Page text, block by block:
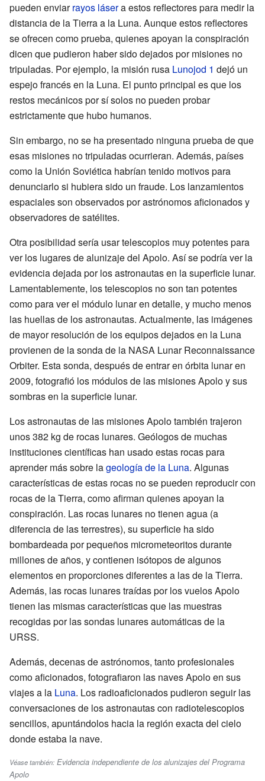
pueden enviarrayos lásera estos reflectores para medir la
distancia de la Tierra a la Luna. Aunque estos reflectores
se ofrecen como prueba, quienes apoyan la conspiración
dicen que pudieron haber sido dejados por misiones no
tripuladas. Por ejemplo, la misión rusa Lunojod 1 dejó un
espejo francés en la Luna. El punto principal es que los
restos mecánicos por sí solos no pueden probar
estrictamente que hubo humanos.
Sin embargo, no se ha presentado ninguna prueba de que
esas misiones no tripuladas ocurrieran. Además, países
como la Unión Soviética habrían tenido motivos para
denunciarlo si hubiera sido un fraude. Los lanzamientos
espaciales son observados por astrónomos aficionados y
observadores de satélites.
Otra posibilidad sería usar telescopios muy potentes para
ver los lugares de alunizaje del Apolo. Así se podría ver la
evidencia dejada por los astronautas en la superficie lunar.
Lamentablemente, los telescopios no son tan potentes
como para ver el módulo lunar en detalle, y mucho menos
las huellas de los astronautas. Actualmente, las imágenes
de mayor resolución de los equipos dejados en la Luna
provienen de la sonda de la NASA Lunar Reconnaissance
Orbiter. Esta sonda, después de entrar en órbita lunar en
2009, fotografió los módulos de las misiones Apolo y sus
sombras en la superficie lunar.
Los astronautas de las misiones Apolo también trajeron
unos 382 kg de rocas lunares. Geólogos de muchas
instituciones científicas han usado estas rocas para
aprender más sobre lageología de la Luna. Algunas
características de estas rocas no se pueden reproducir con
rocas de la Tierra, como afirman quienes apoyan la
conspiración. Las rocas lunares no tienen agua (a
diferencia de las terrestres), su superficie ha sido
bombardeada por pequeños micrometeoritos durante
millones de años, y contienen isótopos de algunos
elementos en proporciones diferentes a las de la Tierra.
Además, las rocas lunares traídas por los vuelos Apolo
tienen las mismas características que las muestras
recogidas por las sondas lunares automáticas de la
URSS.
Además, decenas de astrónomos, tanto profesionales
como aficionados, fotografiaron las naves Apolo en sus
viajes a la Luna. Los radioaficionados pudieron seguir las
conversaciones de los astronautas con radiotelescopios
sencillos, apuntándolos hacia la región exacta del cielo
donde estaba la nave.
Véase también: Evidencia independiente de los alunizajes del Programa
Apolo